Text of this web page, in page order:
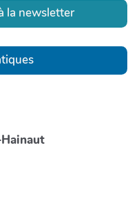
la newsletter